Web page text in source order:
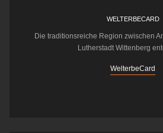
WELTERBECARD
Die traditionsreiche Region zwischen
Lutherstadt Wittenberg
WelterbeCard